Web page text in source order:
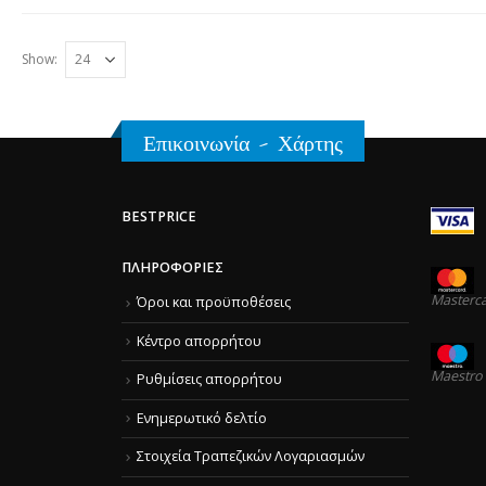
Show:
Επικοινωνία - Χάρτης
BESTPRICE
ΠΛΗΡΟΦΟΡΊΕΣ
Όροι και προϋποθέσεις
Κέντρο απορρήτου
Ρυθμίσεις απορρήτου
Ενημερωτικό δελτίο
Στοιχεία Τραπεζικών Λογαριασμών
Maestro